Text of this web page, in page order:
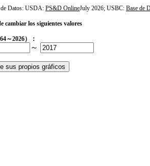
Datos: USDA: PS&D OnlineJuly 2026; USBC: Base de
cambiar los siguientes valores
～2026）：
～